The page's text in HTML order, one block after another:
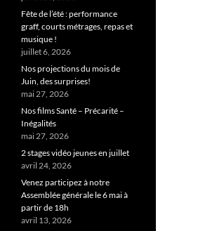
Fête de l’été : performance
graff, courts métrages, repas et
musique !
juillet 6, 2026
Nos projections du mois de
Juin, des surprises!
mai 27, 2026
Nos films Santé – Précarité –
Inégalités
mai 27, 2026
2 stages vidéo jeunes en juillet
avril 24, 2026
Venez participez à notre
Assemblée générale le 6 mai à
partir de 18h
avril 13, 2026